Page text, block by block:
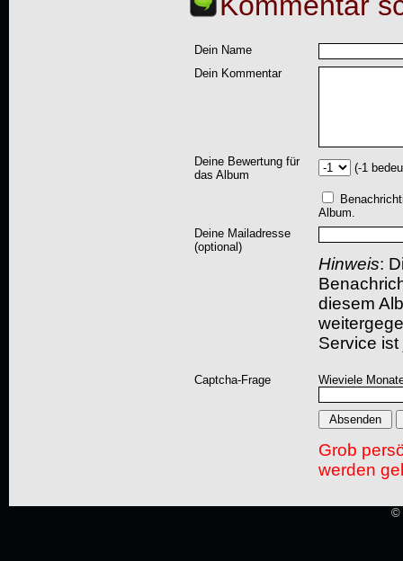
Dein Name
Dein Kommentar
Deine Bewertung für
das Album
(-1
Album.
Deine Mailadresse
(optional)
Hinweis:
diesem
Service
Captcha-Frage Wieviele
Grob
werden
©